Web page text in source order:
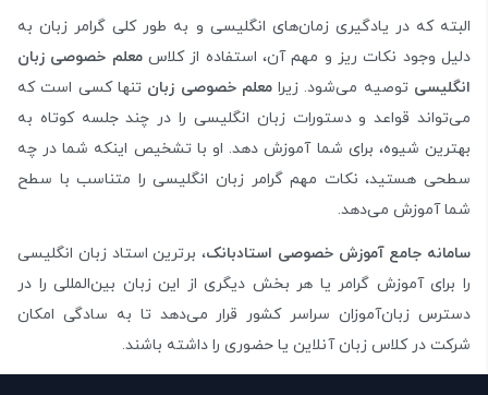
البته که در یادگیری زمان‌های انگلیسی و به طور کلی گرامر زبان به
دلیل وجود نکات ریز و مهم آن، استفاده از کلاسمعلم خصوصی زبان
انگلیسیتوصیه می‌شود. زیرامعلم خصوصی زبان تنها کسی است که
می‌تواند قواعد و دستورات زبان انگلیسی را در چند جلسه کوتاه به
بهترین شیوه، برای شما آموزش دهد. او با تشخیص اینکه شما در چه
سطحی هستید، نکات مهم گرامر زبان انگلیسی را متناسب با سطح
شما آموزش می‌دهد.
سامانه جامع آموزش خصوصی استادبانک، برترین استاد زبان انگلیسی
را برای آموزش گرامر یا هر بخش دیگری از این زبان بین‌المللی را در
دسترس زبان‌آموزان سراسر کشور قرار می‌دهد تا به سادگی امکان
شرکت در کلاس زبان آنلاین یا حضوری را داشته باشند.